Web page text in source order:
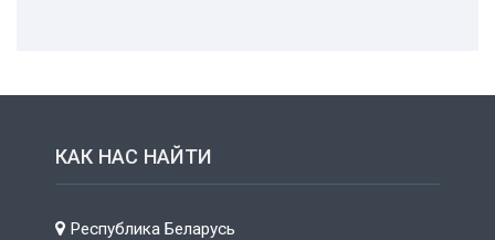
КАК НАС НАЙТИ
Республика Беларусь